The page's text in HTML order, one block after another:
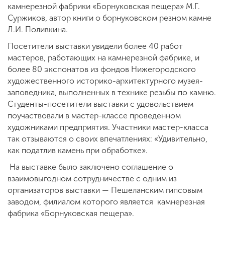
камнерезной фабрики «Борнуковская пещера» М.Г.
Суржиков, автор книги о борнуковском резном камне
Л.И. Поливкина.
Посетители выставки увидели более 40 работ
мастеров, работающих на камнерезной фабрике, и
более 80 экспонатов из фондов Нижегородского
художественного историко-архитектурного музея-
заповедника, выполненных в технике резьбы по камню.
Студенты-посетители выставки с удовольствием
поучаствовали в мастер-классе проведенном
художниками предприятия. Участники мастер-класса
так отзываются о своих впечатлениях: «Удивительно,
как податлив камень при обработке».
На выставке было заключено соглашение о
взаимовыгодном сотрудничестве с одним из
организаторов выставки — Пешеланским гипсовым
заводом, филиалом которого является камнерезная
фабрика «Борнуковская пещера».